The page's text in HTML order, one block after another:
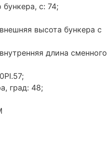
с: 74;
высота бункера с
длина сменного
град: 48;